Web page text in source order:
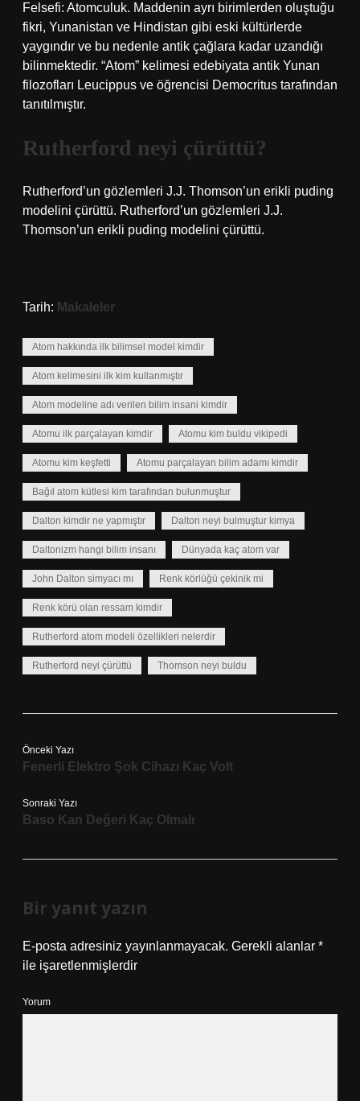
Felsefi: Atomculuk. Maddenin ayrı birimlerden oluştuğu
fikri, Yunanistan ve Hindistan gibi eski kültürlerde
yaygındır ve bu nedenle antik çağlara kadar uzandığı
bilinmektedir. “Atom” kelimesi edebiyata antik Yunan
filozofları Leucippus ve öğrencisi Democritus tarafından
tanıtılmıştır.
Rutherford neyi çürüttü?
Rutherford’un gözlemleri J.J. Thomson’un erikli puding
modelini çürüttü. Rutherford’un gözlemleri J.J.
Thomson’un erikli puding modelini çürüttü.
Tarih: Makaleler
Atom hakkında ilk bilimsel model kimdir
Atom kelimesini ilk kim kullanmıştır
Atom modeline adı verilen bilim insani kimdir
Atomu ilk parçalayan kimdir Atomu kim buldu vikipedi
Atomu kim keşfetti Atomu parçalayan bilim adamı kimdir
Bağıl atom kütlesi kim tarafından bulunmuştur
Dalton kimdir ne yapmıştır Dalton neyi bulmuştur kimya
Daltonizm hangi bilim insanı Dünyada kaç atom var
John Dalton simyacı mı Renk körlüğü çekinik mi
Renk körü olan ressam kimdir
Rutherford atom modeli özellikleri nelerdir
Rutherford neyi çürüttü Thomson neyi buldu
Önceki Yazı
Fenerli Elektro Şok Cihazı Kaç Volt
Sonraki Yazı
Baso Kan Değeri Kaç Olmalı
Bir yanıt yazın
E-posta adresiniz yayınlanmayacak. Gerekli alanlar *
ile işaretlenmişlerdir
Yorum